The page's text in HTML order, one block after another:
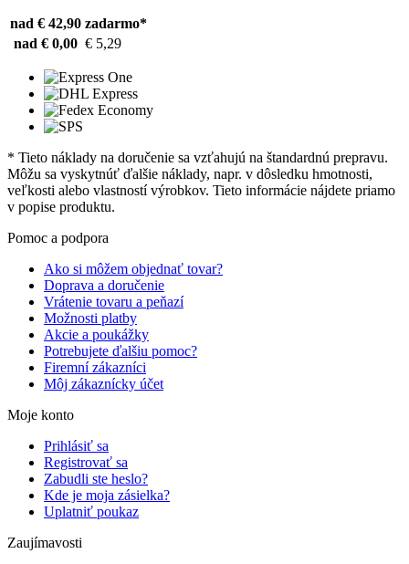
nad € 42,90 zadarmo*
nad € 0,00 € 5,29
* Tieto náklady na doručenie sa vzťahujú na štandardnú prepravu.
Môžu sa vyskytnúť ďalšie náklady, napr. v dôsledku hmotnosti,
veľkosti alebo vlastností výrobkov. Tieto informácie nájdete priamo
v popise produktu.
Pomoc a podpora
Ako si môžem objednať tovar?
Doprava a doručenie
Vrátenie tovaru a peňazí
Možnosti platby
Akcie a poukážky
Potrebujete ďalšiu pomoc?
Firemní zákazníci
Môj zákaznícky účet
Moje konto
Prihlásiť sa
Registrovať sa
Zabudli ste heslo?
Kde je moja zásielka?
Uplatniť poukaz
Zaujímavosti